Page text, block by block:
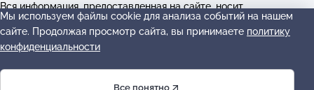
Вся информация, предоставленная на сайте, носит
исключительно информационный характер, и ни при каких
условиях не является публичной офертой, определяемой
положениями Статьи 437(2) Гражданского кодекса РФ.
2026 © Digital-агентство revtail в Балаково.
Мы используем файлы cookie для анализа событий на нашем
сайте. Продолжая просмотр сайта, вы принимаете политику
конфиденциальности
Все понятно